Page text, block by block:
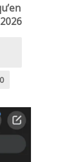
0